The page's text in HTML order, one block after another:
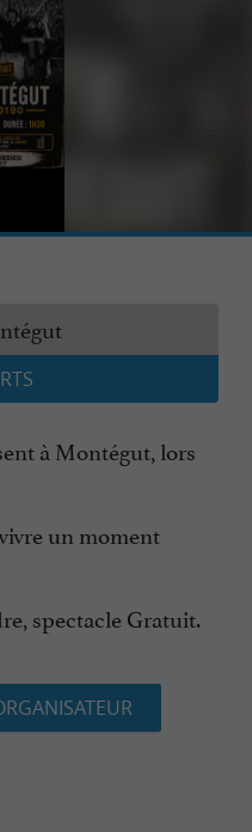
à Montégut, lors
un moment
spectacle Gratuit.